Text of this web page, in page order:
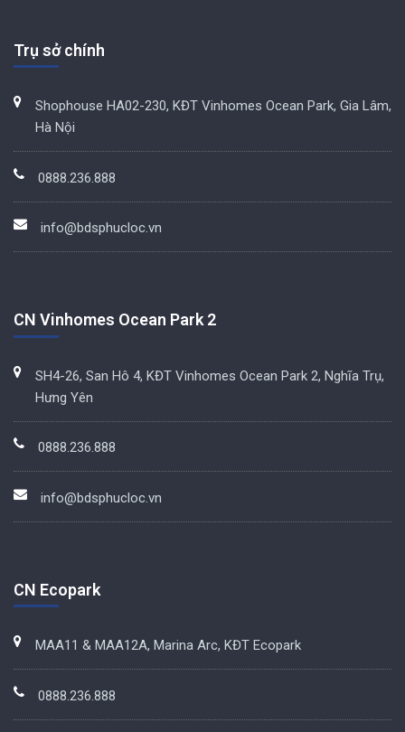
Trụ sở chính
Shophouse HA02-230, KĐT Vinhomes Ocean Park, Gia Lâm,
Hà Nội
0888.236.888
info@bdsphucloc.vn
CN Vinhomes Ocean Park 2
SH4-26, San Hô 4, KĐT Vinhomes Ocean Park 2, Nghĩa Trụ,
Hưng Yên
0888.236.888
info@bdsphucloc.vn
CN Ecopark
MAA11 & MAA12A, Marina Arc, KĐT Ecopark
0888.236.888